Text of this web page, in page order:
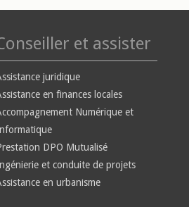
et assister
juridique
en finances locales
Numérique et
DPO Mutualisé
et conduite de projets
en urbanisme